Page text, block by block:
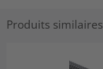
Produits similaires